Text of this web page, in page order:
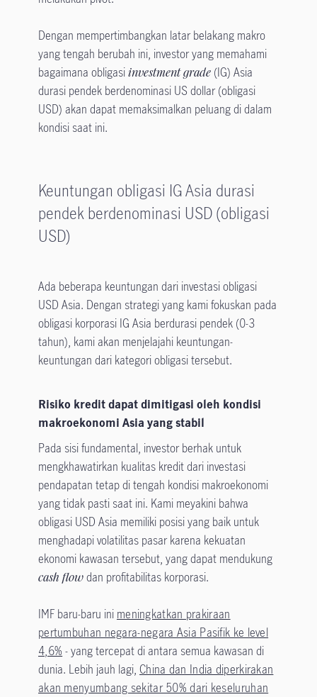
Dengan mempertimbangkan latar belakang makro
yang tengah berubah ini, investor yang memahami
bagaimana obligasiinvestment grade(IG) Asia
durasi pendek berdenominasi US dollar (obligasi
USD) akan dapat memaksimalkan peluang di dalam
kondisi saat ini.
Keuntungan obligasi IG Asia durasi
pendek berdenominasi USD (obligasi
USD)
Ada beberapa keuntungan dari investasi obligasi
USD Asia. Dengan strategi yang kami fokuskan pada
obligasi korporasi IG Asia berdurasi pendek (0-3
tahun), kami akan menjelajahi keuntungan-
keuntungan dari kategori obligasi tersebut.
Risiko kredit dapat dimitigasi oleh kondisi
makroekonomi Asia yang stabil
Pada sisi fundamental, investor berhak untuk
mengkhawatirkan kualitas kredit dari investasi
pendapatan tetap di tengah kondisi makroekonomi
yang tidak pasti saat ini. Kami meyakini bahwa
obligasi USD Asia memiliki posisi yang baik untuk
menghadapi volatilitas pasar karena kekuatan
ekonomi kawasan tersebut, yang dapat mendukung
cash flowdan profitabilitas korporasi.
IMF baru-baru ini meningkatkan prakiraan
pertumbuhan negara-negara Asia Pasifik ke level
4,6% - yang tercepat di antara semua kawasan di
dunia. Lebih jauh lagi, China dan India diperkirakan
akan menyumbang sekitar 50% dari keseluruhan